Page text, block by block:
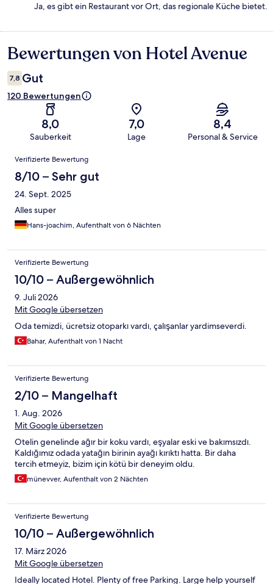
Ja, es gibt ein Restaurant vor Ort, das regionale Küche bietet.
Bewertungen
Bewertungen von Hotel Avenue
7,8 Gut
120 Bewertungen
8,0
Sauberkeit
7,0
Lage
8,4
Personal & Service
Bewertungen
Verifizierte Bewertung
8/10 – Sehr gut
24. Sept. 2025
Alles super
Hans-joachim, Aufenthalt von 6 Nächten
Verifizierte Bewertung
10/10 – Außergewöhnlich
9. Juli 2026
Mit Google übersetzen
Oda temizdi, ücretsiz otoparkı vardı, çalışanlar yardimseverdi.
Bahar, Aufenthalt von 1 Nacht
Verifizierte Bewertung
2/10 – Mangelhaft
1. Aug. 2026
Mit Google übersetzen
Otelin genelinde ağır bir koku vardı, eşyalar eski ve bakımsızdı.
Kaldığımız odada yatağın birinin ayağı kırıktı hatta. Bir daha
tercih etmeyiz, bizim için kötü bir deneyim oldu.
münevver, Aufenthalt von 2 Nächten
Verifizierte Bewertung
10/10 – Außergewöhnlich
17. März 2026
Mit Google übersetzen
Ideally located Hotel. Plenty of free Parking. Large help yourself